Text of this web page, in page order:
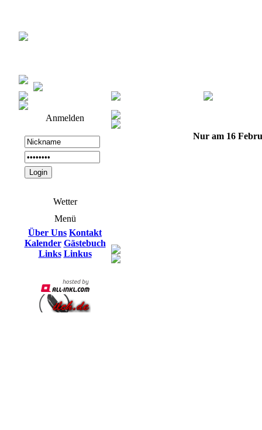
Anmelden
Wetter
Menü
Über Uns Kontakt
Kalender Gästebuch
Links Linkus
Nur am 16